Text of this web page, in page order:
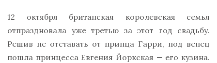
12 октября британская королевская семья
отпраздновала уже третью за этот год свадьбу.
Решив не отставать от принца Гарри, под венец
пошла принцесса Евгения Йоркская — его кузина.